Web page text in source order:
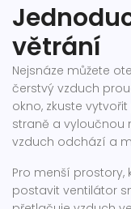
větrání
Nejsnáze můžete
čerstvý vzduch
okno, zkuste
straně a vyloučnou
vzduch odchází a
Pro menší
postavit ventilátor